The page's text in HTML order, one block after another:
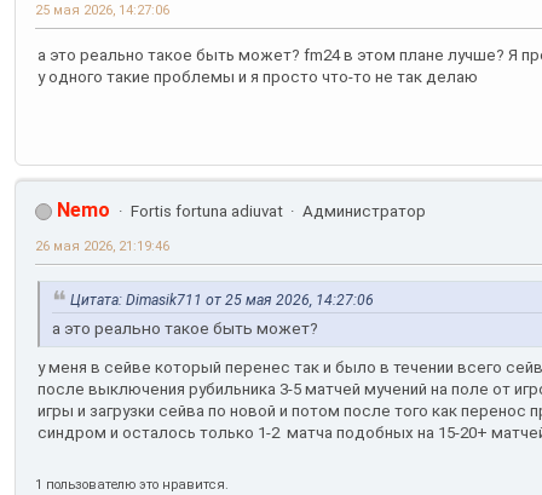
25 мая 2026, 14:27:06
а это реально такое быть может? fm24 в этом плане лучше? Я
у одного такие проблемы и я просто что-то не так делаю
Nemo Fortis fortuna adiuvat Администратор
26 мая 2026, 21:19:46
Цитата: Dimasik711 от 25 мая 2026, 14:27:06
а это реально такое быть может?
у меня в сейве который перенес так и было в течении всего
после выключения рубильника 3-5 матчей мучений на поле от
игры и загрузки сейва по новой и потом после того как
синдром и осталось только 1-2 матча подобных на 15-20+
1 пользователю это нравится.